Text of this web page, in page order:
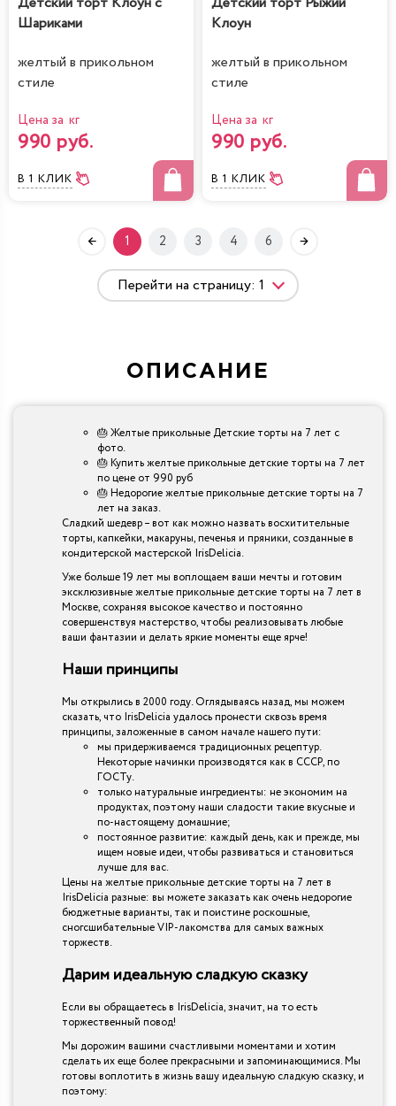
Шариками
желтый в прикольном
стиле
Цена за кг
990 руб.
В 1 КЛИК
Клоун
желтый в прикольном
стиле
Цена за кг
990 руб.
В 1 КЛИК
1 2 3 4 6
ОПИСАНИЕ
🎂 Желтые прикольные Детские торты на 7 лет с
фото.
🎂 Купить желтые прикольные детские торты на 7 лет
по цене от 990 руб
🎂 Недорогие желтые прикольные детские торты на 7
лет на заказ.
Сладкий шедевр – вот как можно назвать восхитительные
торты, капкейки, макаруны, печенья и пряники, созданные в
кондитерской мастерской IrisDelicia.
Уже больше 19 лет мы воплощаем ваши мечты и готовим
эксклюзивные желтые прикольные детские торты на 7 лет в
Москве, сохраняя высокое качество и постоянно
совершенствуя мастерство, чтобы реализовывать любые
ваши фантазии и делать яркие моменты еще ярче!
Наши принципы
Мы открылись в 2000 году. Оглядываясь назад, мы можем
сказать, что IrisDelicia удалось пронести сквозь время
принципы, заложенные в самом начале нашего пути:
мы придерживаемся традиционных рецептур.
Некоторые начинки производятся как в СССР, по
ГОСТу.
только натуральные ингредиенты: не экономим на
продуктах, поэтому наши сладости такие вкусные и
по-настоящему домашние;
постоянное развитие: каждый день, как и прежде, мы
ищем новые идеи, чтобы развиваться и становиться
лучше для вас.
Цены на желтые прикольные детские торты на 7 лет в
IrisDelicia разные: вы можете заказать как очень недорогие
бюджетные варианты, так и поистине роскошные,
сногсшибательные VIP-лакомства для самых важных
торжеств.
Дарим идеальную сладкую сказку
Если вы обращаетесь в IrisDelicia, значит, на то есть
торжественный повод!
Мы дорожим вашими счастливыми моментами и хотим
сделать их еще более прекрасными и запоминающимися. Мы
готовы воплотить в жизнь вашу идеальную сладкую сказку, и
поэтому: